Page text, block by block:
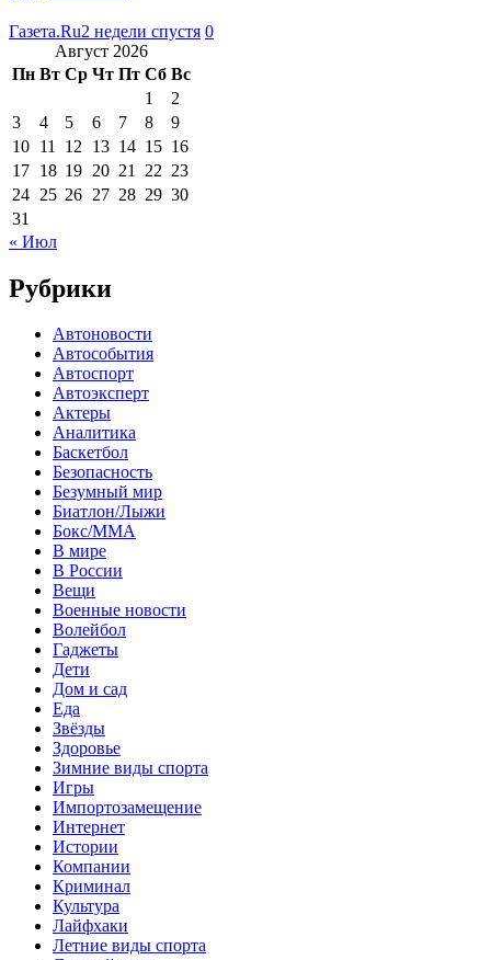
Газета.Ru2 недели спустя 0
Август 2026
Пн Вт Ср Чт Пт Сб Вс
1
2
3
4 5 6 7 8
9
10 11 12 13 14 15 16
17 18 19 20 21 22 23
24 25 26 27 28 29 30
31
« Июл
Рубрики
Автоновости
Автособытия
Автоспорт
Автоэксперт
Актеры
Аналитика
Баскетбол
Безопасность
Безумный мир
Биатлон/Лыжи
Бокс/MMA
В мире
В России
Вещи
Военные новости
Волейбол
Гаджеты
Дети
Дом и сад
Еда
Звёзды
Здоровье
Зимние виды спорта
Игры
Импортозамещение
Интернет
Истории
Компании
Криминал
Культура
Лайфхаки
Летние виды спорта